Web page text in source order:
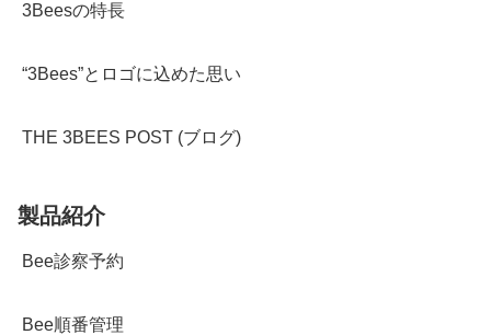
3Beesの特長
“3Bees”とロゴに込めた思い
THE 3BEES POST (ブログ)
製品紹介
Bee診察予約
Bee順番管理